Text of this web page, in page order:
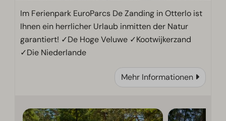
Im Ferienpark EuroParcs De Zanding in Otterlo ist
Ihnen ein herrlicher Urlaub inmitten der Natur
garantiert! ✓De Hoge Veluwe ✓Kootwijkerzand
✓Die Niederlande
Mehr Informationen